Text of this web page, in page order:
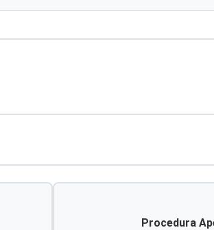
Procedura